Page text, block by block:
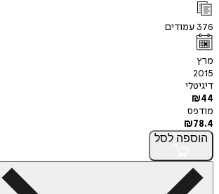
376 עמודים
מרץ
2015
דיגיטלי
₪44
מודפס
₪78.4
הוספה לסל